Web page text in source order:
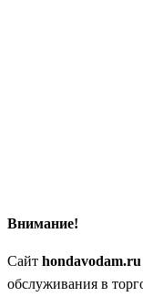
Внимание!
Сайт hondavodam.ru
обслуживания в